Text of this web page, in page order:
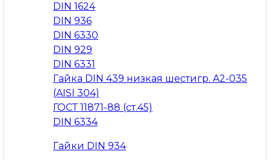
DIN 1624
DIN 936
DIN 6330
DIN 929
DIN 6331
Гайка DIN 439 низкая шестигр. A2-035
(AISI 304)
ГОСТ 11871-88 (ст.45)
DIN 6334
Гайки DIN 934